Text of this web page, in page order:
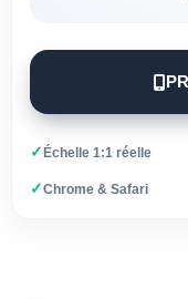
✓Échelle 1:1 réelle
✓Chrome & Safari